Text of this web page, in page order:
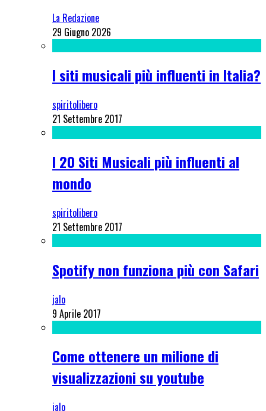
La Redazione
29 Giugno 2026
I siti musicali più influenti in Italia?
spiritolibero
21 Settembre 2017
I 20 Siti Musicali più influenti al
mondo
spiritolibero
21 Settembre 2017
Spotify non funziona più con Safari
jalo
9 Aprile 2017
Come ottenere un milione di
visualizzazioni su youtube
jalo